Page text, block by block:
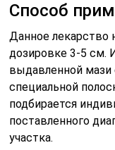
Способ
Данное лекарство
дозировке 3-5 см.
выдавленной
специальной
подбирается
поставленного
участка.